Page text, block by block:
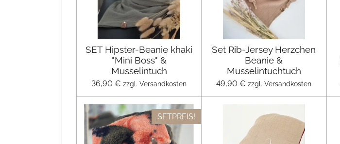
SET Hipster-Beanie khaki
"Mini Boss" &
Musselintuch
36,90 € zzgl. Versandkosten
Set Rib-Jersey Herzchen
Beanie &
Musselintuchtuch
49,90 € zzgl. Versandkosten
SETPREIS!